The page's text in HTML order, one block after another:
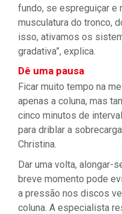
fundo, se espreguiçar e
musculatura do tronco,
isso, ativamos os
gradativa”, explica.
Dê uma pausa
Ficar muito tempo na
apenas a coluna, mas
cinco minutos de
para driblar a
Christina.
Dar uma volta, alongar-
breve momento pode
a pressão nos discos
coluna. A especialista